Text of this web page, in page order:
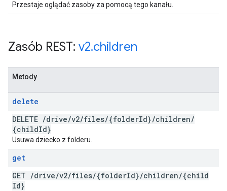
Przestaje oglądać zasoby za pomocą tego kanału.
Zasób REST: v2.children
Metody
delete
DELETE /drive/v2/files/{folderId}/children/
{childId}
Usuwa dziecko z folderu.
get
GET /drive/v2/files/{folderId}/children/{child
Id}